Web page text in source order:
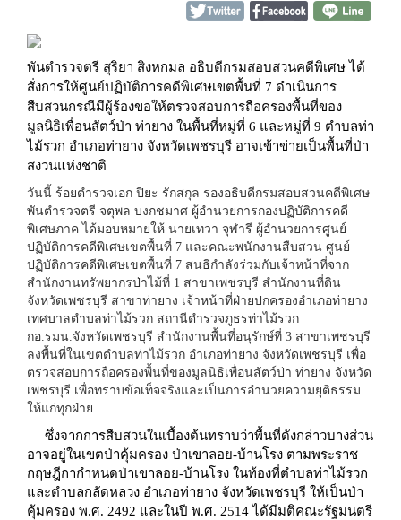
พันตำรวจตรี สุริยา สิงหกมล อธิบดีกรมสอบสวนคดีพิเศษ ได้
สั่งการให้ศูนย์ปฏิบัติการคดีพิเศษเขตพื้นที่ 7 ดำเนินการ
สืบสวนกรณีมีผู้ร้องขอให้ตรวจสอบการถือครองพื้นที่ของ
มูลนิธิเพื่อนสัตว์ป่า ท่ายาง ในพื้นที่หมู่ที่ 6 และหมู่ที่ 9 ตำบลท่า
ไม้รวก อำเภอท่ายาง จังหวัดเพชรบุรี อาจเข้าข่ายเป็นพื้นที่ป่า
สงวนแห่งชาติ
วันนี้ ร้อยตำรวจเอก ปิยะ รักสกุล รองอธิบดีกรมสอบสวนคดีพิเศษ
พันตำรวจตรี จตุพล บงกชมาศ ผู้อำนวยการกองปฏิบัติการคดี
พิเศษภาค ได้มอบหมายให้ นายเทวา จุฬารี ผู้อำนวยการศูนย์
ปฏิบัติการคดีพิเศษเขตพื้นที่ 7 และคณะพนักงานสืบสวน ศูนย์
ปฏิบัติการคดีพิเศษเขตพื้นที่ 7 สนธิกำลังร่วมกับเจ้าหน้าที่จาก
สำนักงานทรัพยากรป่าไม้ที่ 1 สาขาเพชรบุรี สำนักงานที่ดิน
จังหวัดเพชรบุรี สาขาท่ายาง เจ้าหน้าที่ฝ่ายปกครองอำเภอท่ายาง
เทศบาลตำบลท่าไม้รวก สถานีตำรวจภูธรท่าไม้รวก
กอ.รมน.จังหวัดเพชรบุรี สำนักงานพื้นที่อนุรักษ์ที่ 3 สาขาเพชรบุรี
ลงพื้นที่ในเขตตำบลท่าไม้รวก อำเภอท่ายาง จังหวัดเพชรบุรี เพื่อ
ตรวจสอบการถือครองพื้นที่ของมูลนิธิเพื่อนสัตว์ป่า ท่ายาง จังหวัด
เพชรบุรี เพื่อทราบข้อเท็จจริงและเป็นการอำนวยความยุติธรรม
ให้แก่ทุกฝ่าย
ซึ่งจากการสืบสวนในเบื้องต้นทราบว่าพื้นที่ดังกล่าวบางส่วน
อาจอยู่ในเขตป่าคุ้มครอง ป่าเขาลอย-บ้านโรง ตามพระราช
กฤษฎีกากำหนดป่าเขาลอย-บ้านโรง ในท้องที่ตำบลท่าไม้รวก
และตำบลกลัดหลวง อำเภอท่ายาง จังหวัดเพชรบุรี ให้เป็นป่า
คุ้มครอง พ.ศ. 2492 และในปี พ.ศ. 2514 ได้มีมติคณะรัฐมนตรี